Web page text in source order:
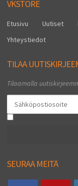
VKSTORE
Etusivu Uutiset
Yhteystiedot
TILAA
Tilaamalla
SEURAA MEITÄ